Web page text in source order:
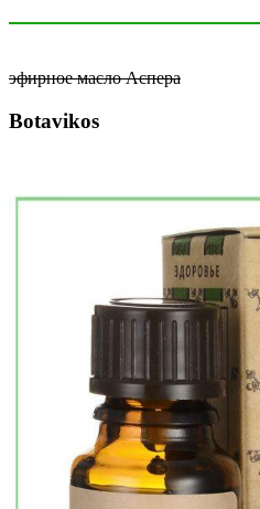
эфирное масло Аспера
Botavikos